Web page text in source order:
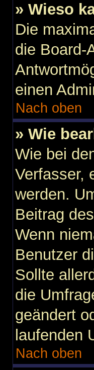
» Wieso
Die
die Board-
einen
Nach oben
» Wie
Wie bei
Verfasser,
werden.
Beitrag
Wenn
Benutzer
Sollte
die
geändert
laufenden
Nach oben